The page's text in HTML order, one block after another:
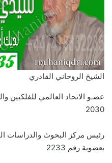
الشيخ الروحاني القادري
عضـو الاتحاد العالمي للفلكيين
2030
رئيس مركز البحوث والدراسات
بعضوية رقم 2233